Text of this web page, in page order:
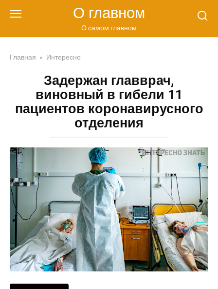
О главном
О самом главном
Главная » Интересно
Задержан главврач,
виновный в гибели 11
пациентов коронавирусного
отделения